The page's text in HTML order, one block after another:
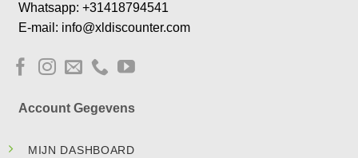
Whatsapp: +31418794541
E-mail: info@xldiscounter.com
Account Gegevens
MIJN DASHBOARD